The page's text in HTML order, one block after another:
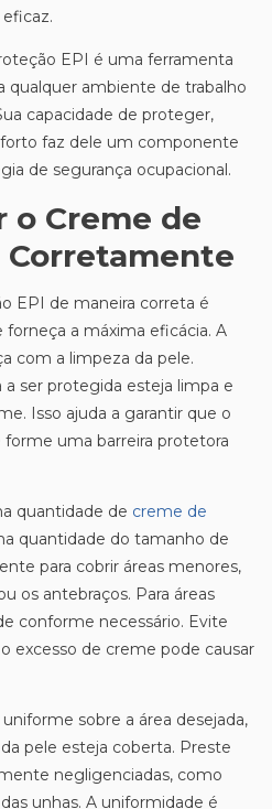
EPI é uma ferramenta
qualquer ambiente de trabalho
capacidade de proteger,
faz dele um componente
de segurança ocupacional.
o Creme de
Corretamente
EPI de maneira correta é
forneça a máxima eficácia. A
com a limpeza da pele.
ser protegida esteja limpa e
Isso ajuda a garantir que o
uma barreira protetora
quantidade de creme de
quantidade do tamanho de
para cobrir áreas menores,
os antebraços. Para áreas
conforme necessário. Evite
excesso de creme pode causar
sobre a área desejada,
pele esteja coberta. Preste
negligenciadas, como
unhas. A uniformidade é